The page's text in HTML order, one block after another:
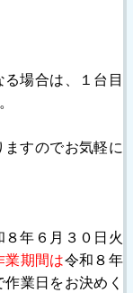
場合は、１台目
すのでお気軽に
年６月３０日火
業期間は令和８年
業日をお決めく